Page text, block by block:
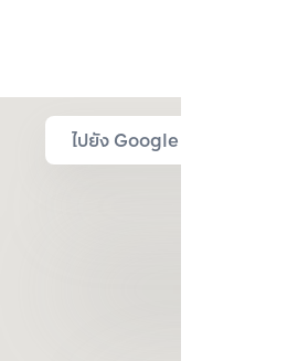
ไปยัง Google Map